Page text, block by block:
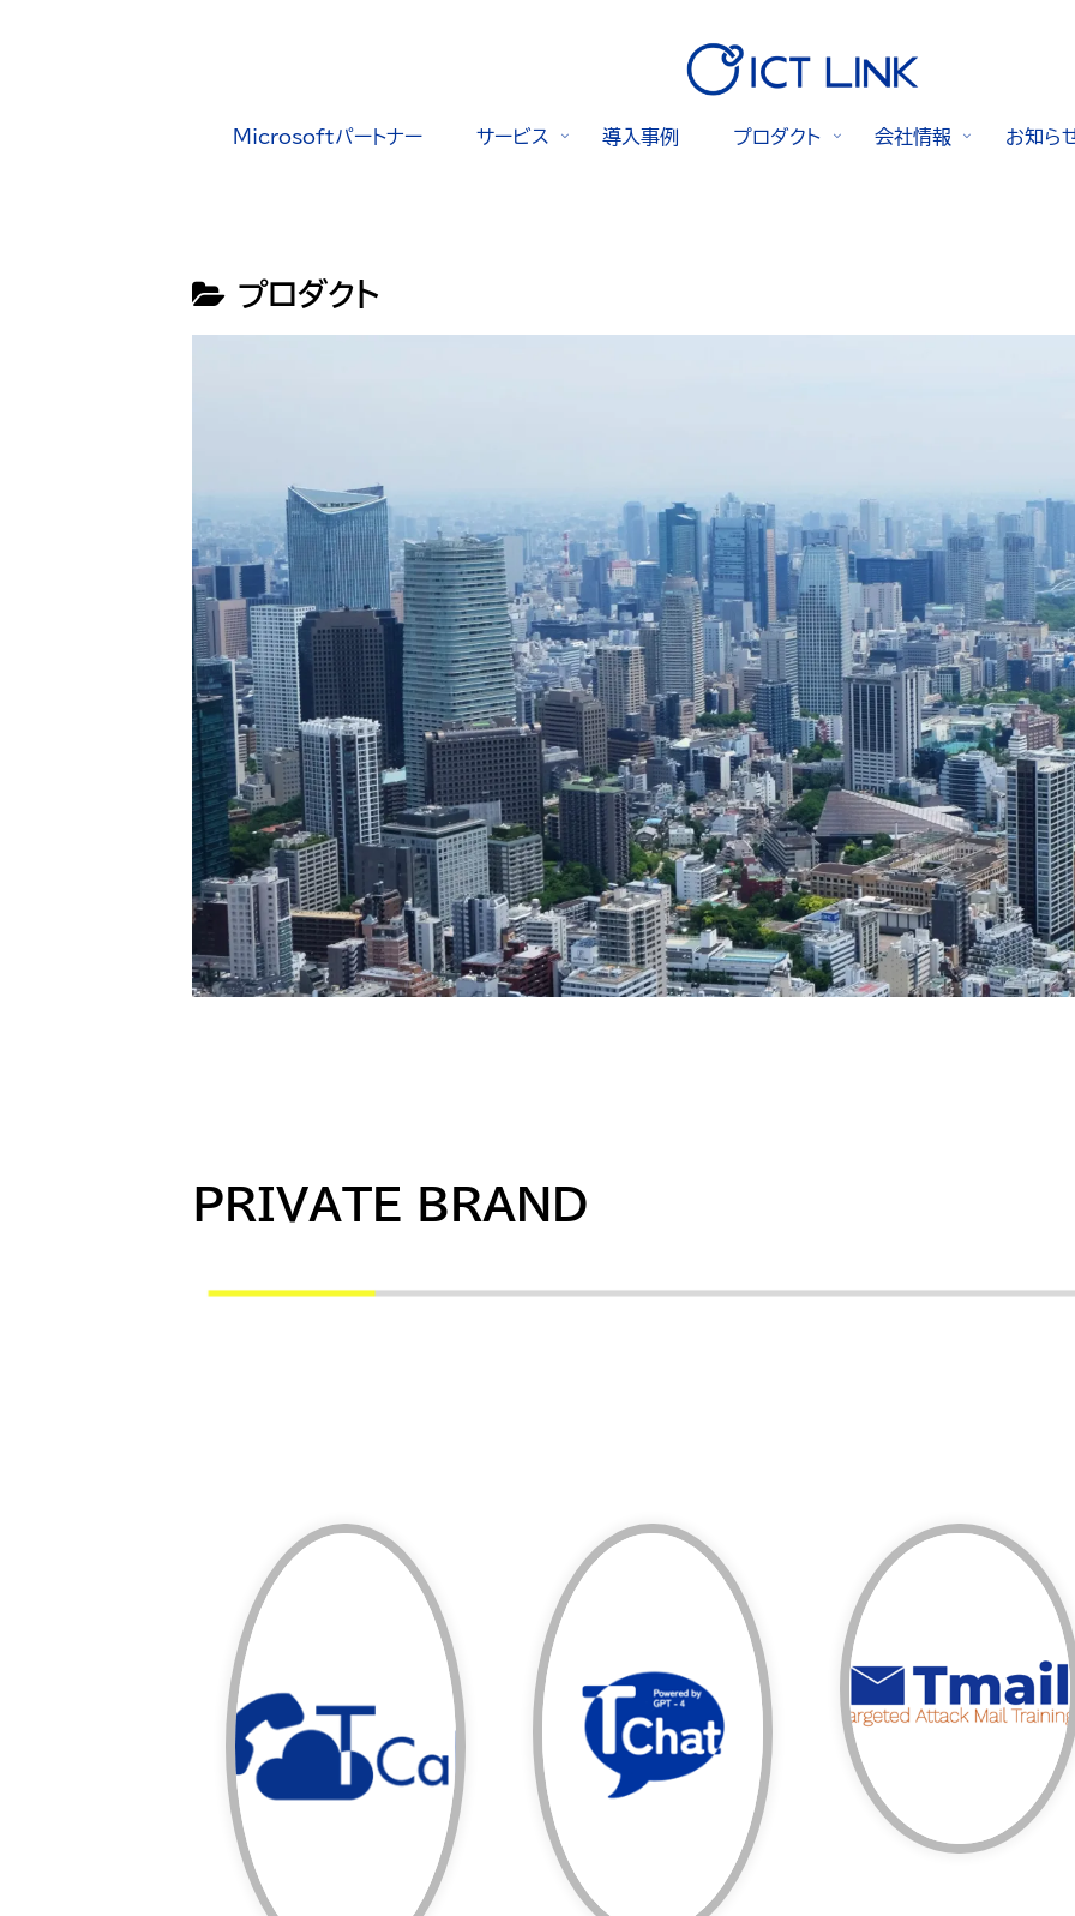
Microsoftパートナー サービス 導入事例 プロダクト 会社情報 お知ら
プロダクト
PRIVATE BRAND
ことで Microsoft
Teamsを使える全て
のデバイスから外線通
話を可能とするサービ
全にご利用いただける
よう Microsoftが提
供する ”Azure
OpenAI Service”
を活用したサービス
会社や従業員をサイバ
ー攻撃から守るための
標的型メール攻撃訓練